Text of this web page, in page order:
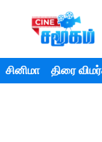
சினிமா திரை